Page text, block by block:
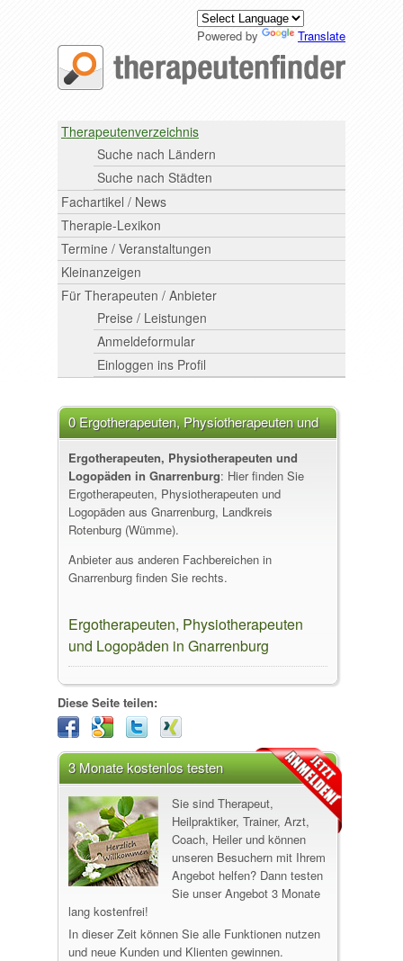
Powered by Translate
Therapeutenverzeichnis
Suche nach Ländern
Suche nach Städten
Fachartikel / News
Therapie-Lexikon
Termine / Veranstaltungen
Kleinanzeigen
Für Therapeuten / Anbieter
Preise / Leistungen
Anmeldeformular
Einloggen ins Profil
0 Ergotherapeuten, Physiotherapeuten und
Logopäden in Gnarrenburg
Ergotherapeuten, Physiotherapeuten und
Logopäden in Gnarrenburg: Hier finden Sie
Ergotherapeuten, Physiotherapeuten und
Logopäden aus Gnarrenburg, Landkreis
Rotenburg (Wümme).
Anbieter aus anderen Fachbereichen in
Gnarrenburg finden Sie rechts.
Ergotherapeuten, Physiotherapeuten
und Logopäden in Gnarrenburg
Diese Seite teilen:
3 Monate kostenlos testen
Sie sind Therapeut,
Heilpraktiker, Trainer, Arzt,
Coach, Heiler und können
unseren Besuchern mit Ihrem
Angebot helfen? Dann testen
Sie unser Angebot 3 Monate
lang kostenfrei!
In dieser Zeit können Sie alle Funktionen nutzen
und neue Kunden und Klienten gewinnen.